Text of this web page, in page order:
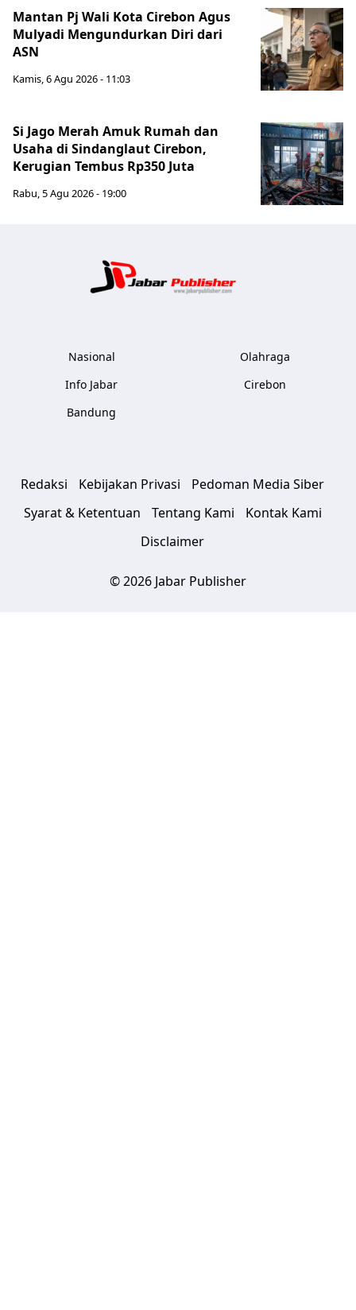
Mantan Pj Wali Kota Cirebon Agus
Mulyadi Mengundurkan Diri dari
ASN
Kamis, 6 Agu 2026 - 11:03
Si Jago Merah Amuk Rumah dan
Usaha di Sindanglaut Cirebon,
Kerugian Tembus Rp350 Juta
Rabu, 5 Agu 2026 - 19:00
Nasional
Info Jabar
Bandung
Olahraga
Cirebon
Redaksi Kebijakan Privasi
Pedoman Media Siber
Syarat & Ketentuan
Tentang Kami
Kontak Kami
Disclaimer
© 2026 Jabar Publisher